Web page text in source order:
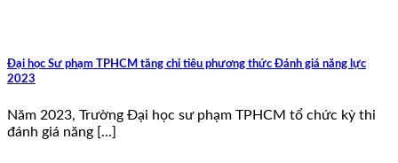
Đại học Sư phạm TPHCM tăng chỉ tiêu phương thức Đánh giá năng lực
2023
Năm 2023, Trường Đại học sư phạm TPHCM tổ chức kỳ thi
đánh giá năng [...]